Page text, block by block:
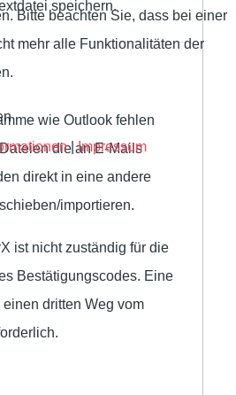
speichern.
wie Outlook fehlen
die an E-Mails
direkt in eine andere
importieren.
ist nicht zuständig für die
Bestätigungscodes. Eine
dritten Weg vom
Bitte beachten Sie, dass bei einer
mehr alle Funktionalitäten der
|Impressum